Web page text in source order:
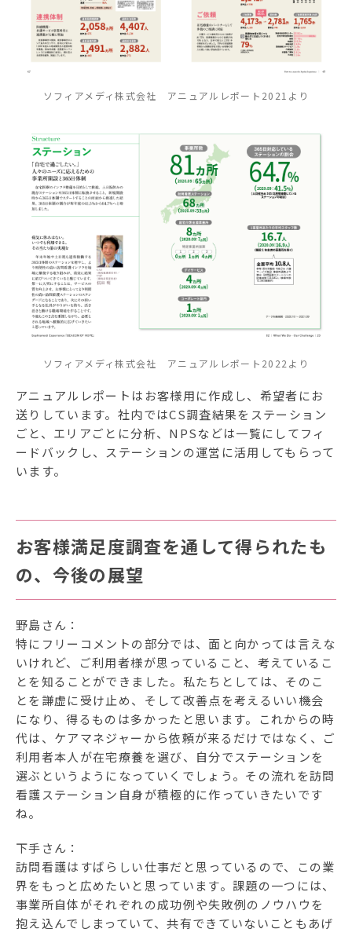
ソフィアメディ株式会社 アニュアルレポート2021より
ソフィアメディ株式会社 アニュアルレポート2022より
アニュアルレポートはお客様用に作成し、希望者にお
送りしています。社内ではCS調査結果をステーション
ごと、エリアごとに分析、NPSなどは一覧にしてフィ
ードバックし、ステーションの運営に活用してもらって
います。
お客様満足度調査を通して得られたも
の、今後の展望
野島さん：
特にフリーコメントの部分では、面と向かっては言えな
いけれど、ご利用者様が思っていること、考えているこ
とを知ることができました。私たちとしては、そのこ
とを謙虚に受け止め、そして改善点を考えるいい機会
になり、得るものは多かったと思います。これからの時
代は、ケアマネジャーから依頼が来るだけではなく、ご
利用者本人が在宅療養を選び、自分でステーションを
選ぶというようになっていくでしょう。その流れを訪問
看護ステーション自身が積極的に作っていきたいです
ね。
下手さん：
訪問看護はすばらしい仕事だと思っているので、この業
界をもっと広めたいと思っています。課題の一つには、
事業所自体がそれぞれの成功例や失敗例のノウハウを
抱え込んでしまっていて、共有できていないこともあげ